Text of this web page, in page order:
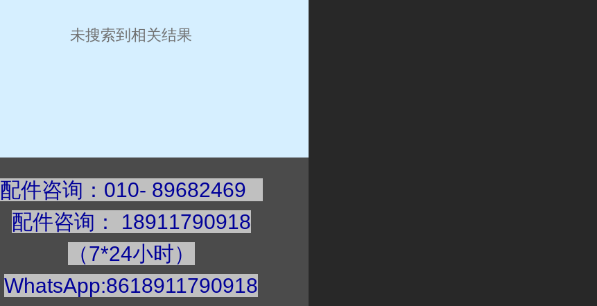
未搜索到相关结果
配件咨询：010- 89682469
配件咨询 ： 18911790918
（7*24小时）
WhatsApp:8618911790918